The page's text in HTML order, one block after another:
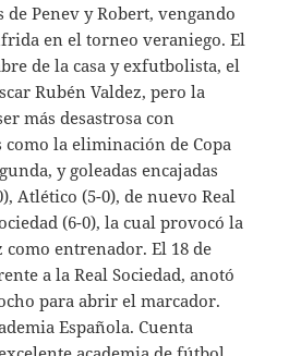
de Penev y Robert, vengando
en el torneo veraniego. El
de la casa y exfutbolista, el
Rubén Valdez, pero la
más desastrosa con
la eliminación de Copa
y goleadas encajadas
Atlético (5-0), de nuevo Real
(6-0), la cual provocó la
entrenador. El 18 de
a la Real Sociedad, anotó
para abrir el marcador.
Española. Cuenta